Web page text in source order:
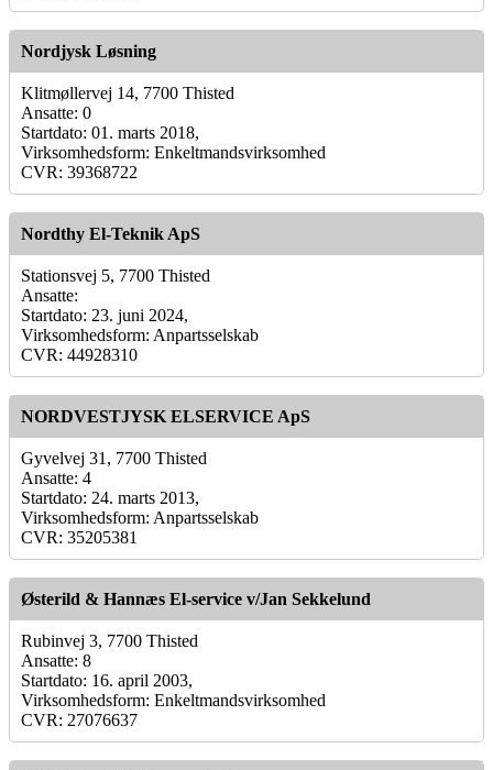
Nordjysk Løsning
Klitmøllervej 14, 7700 Thisted
Ansatte: 0
Startdato: 01. marts 2018,
Virksomhedsform: Enkeltmandsvirksomhed
CVR: 39368722
Nordthy El-Teknik ApS
Stationsvej 5, 7700 Thisted
Ansatte:
Startdato: 23. juni 2024,
Virksomhedsform: Anpartsselskab
CVR: 44928310
NORDVESTJYSK ELSERVICE ApS
Gyvelvej 31, 7700 Thisted
Ansatte: 4
Startdato: 24. marts 2013,
Virksomhedsform: Anpartsselskab
CVR: 35205381
Østerild & Hannæs El-service v/Jan Sekkelund
Rubinvej 3, 7700 Thisted
Ansatte: 8
Startdato: 16. april 2003,
Virksomhedsform: Enkeltmandsvirksomhed
CVR: 27076637